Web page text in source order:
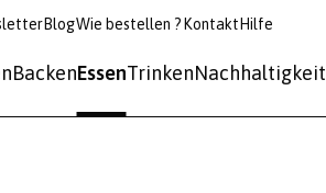
BlogWie bestellen ? Kontakt Hilfe
BackenEssenTrinkenNachhaltigkeit